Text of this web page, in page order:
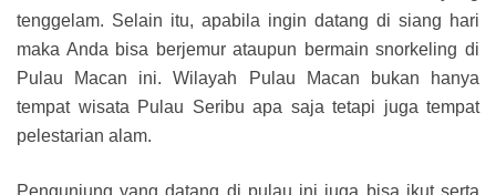
tenggelam. Selain itu, apabila ingin datang di siang hari
maka Anda bisa berjemur ataupun bermain snorkeling di
Pulau Macan ini. Wilayah Pulau Macan bukan hanya
tempat wisata Pulau Seribu apa saja tetapi juga tempat
pelestarian alam.